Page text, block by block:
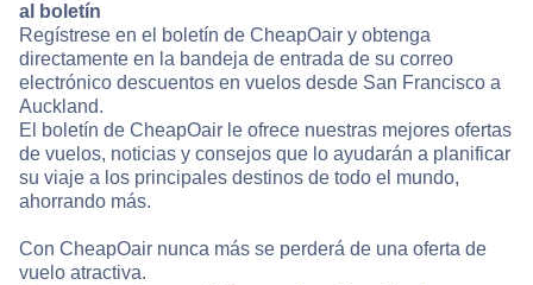
al boletín
Regístrese en el boletín de CheapOair y obtenga
directamente en la bandeja de entrada de su correo
electrónico descuentos en vuelos desde San Francisco a
Auckland.
El boletín de CheapOair le ofrece nuestras mejores ofertas
de vuelos, noticias y consejos que lo ayudarán a planificar
su viaje a los principales destinos de todo el mundo,
ahorrando más.
Con CheapOair nunca más se perderá de una oferta de
vuelo atractiva.